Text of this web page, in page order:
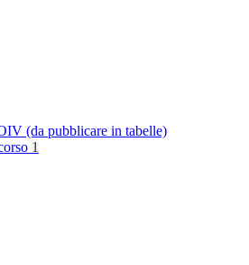
(da pubblicare in tabelle)
1